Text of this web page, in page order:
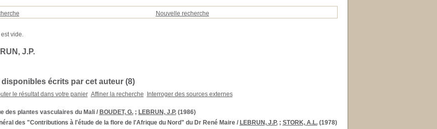
Nouvelle recherche
J.P.
disponibles écrits par cet auteur (8)
le résultat dans votre panier Affiner la recherche Interroger des sources externes
des plantes vasculaires du Mali/ BOUDET, G.; LEBRUN, J.P.(1986)
des "Contributions à l'étude de la flore de l'Afrique du Nord" du Dr René Maire/ LEBRUN, J.P.; STORK, A.L.(1978)